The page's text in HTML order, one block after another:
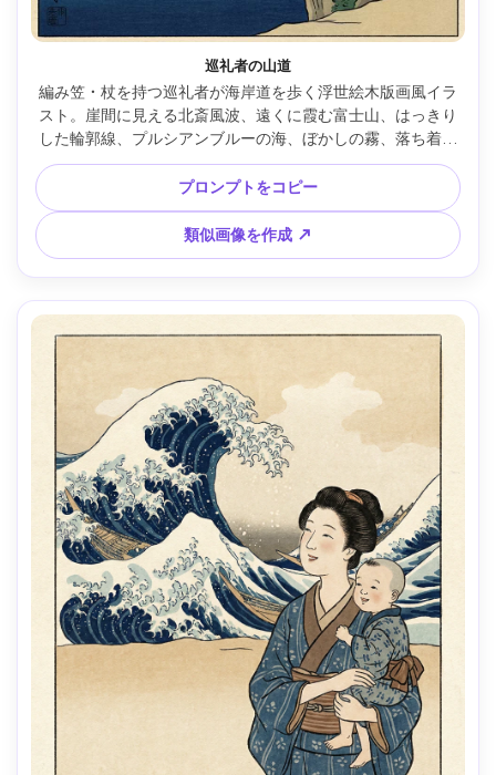
巡礼者の山道
編み笠・杖を持つ巡礼者が海岸道を歩く浮世絵木版画風イラ
スト。崖間に見える北斎風波、遠くに霞む富士山、はっきり
した輪郭線、プルシアンブルーの海、ぼかしの霧、落ち着い
たアーストーン、穏やかな耐久の雰囲気、伝統的風景構図、
85mmレンズ、浅い被写界深度、柔らかい映画照明 --ar 4:5
プロンプトをコピー
類似画像を作成 ↗